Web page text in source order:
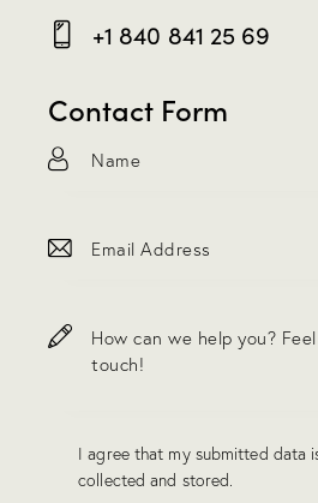
E-
m
on
e:
+1 840 841 25 69
Contact Form
I agree that my submitted data
collected and stored.